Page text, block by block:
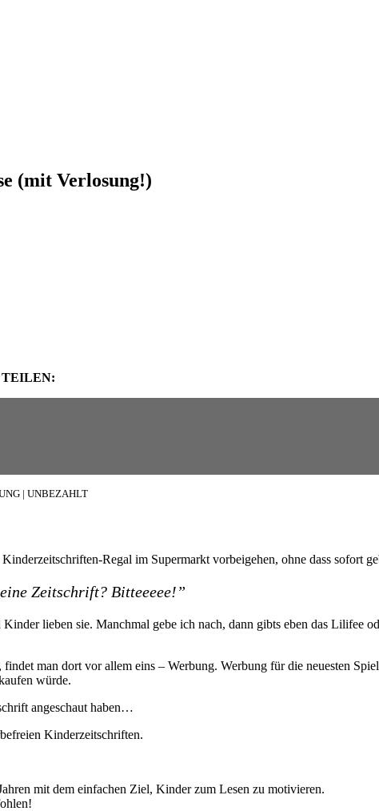
(mit Verlosung!)
TEILEN:
| UNBEZAHLT
Regal im Supermarkt vorbeigehen, ohne dass sofort
Zeitschrift? Bitteeeee!”
lieben sie. Manchmal gebe ich nach, dann gibts eben das Lilifee
man dort vor allem eins – Werbung. Werbung für die neuesten
würde.
angeschaut haben…
Kinderzeitschriften.
mit dem einfachen Ziel, Kinder zum Lesen zu motivieren.